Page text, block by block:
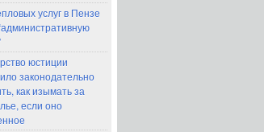
услуг в Пензе
юстиции
законодательно
как изымать за
если оно